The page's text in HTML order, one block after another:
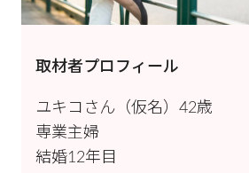
取材者プロフィール
ユキコさん（仮名）42歳
専業主婦
結婚12年目